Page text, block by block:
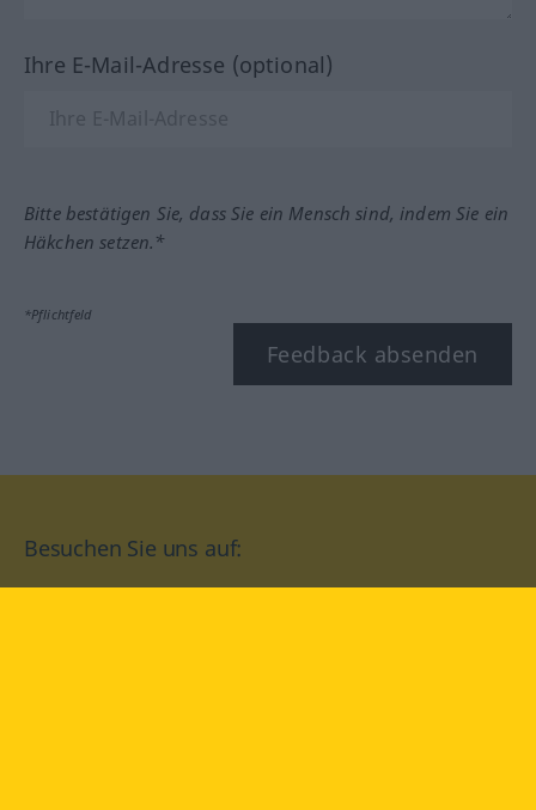
Ihre E-Mail-Adresse (optional)
Bitte bestätigen Sie, dass Sie ein Mensch sind, indem Sie ein
Häkchen setzen.*
*Pflichtfeld
Feedback absenden
Besuchen Sie uns auf: